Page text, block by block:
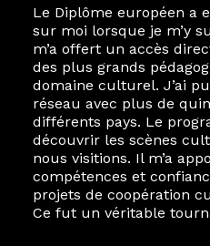
Le Diplôme européen a
sur moi lorsque je m’y
m’a offert un accès
des plus grands
domaine culturel. J’ai
réseau avec plus de
différents pays. Le
découvrir les scènes
nous visitions. Il m’a
compétences et
projets de coopération
Ce fut un véritable